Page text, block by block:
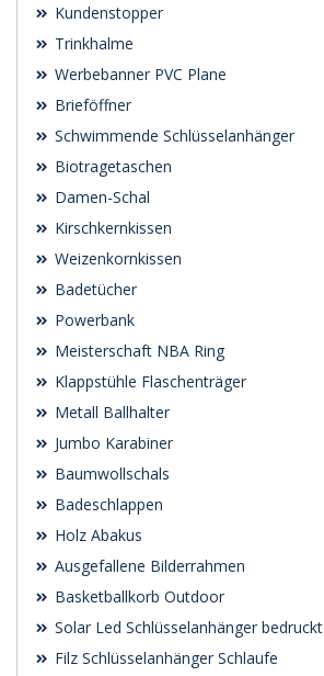
Kundenstopper
Trinkhalme
Werbebanner PVC Plane
Brieföffner
Schwimmende Schlüsselanhänger
Biotragetaschen
Damen-Schal
Kirschkernkissen
Weizenkornkissen
Badetücher
Powerbank
Meisterschaft NBA Ring
Klappstühle Flaschenträger
Metall Ballhalter
Jumbo Karabiner
Baumwollschals
Badeschlappen
Holz Abakus
Ausgefallene Bilderrahmen
Basketballkorb Outdoor
Solar Led Schlüsselanhänger bedruckt
Filz Schlüsselanhänger Schlaufe